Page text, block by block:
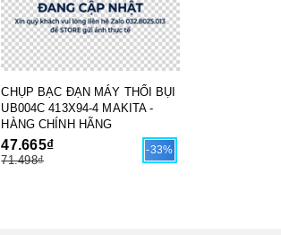
CHỤP BẠC ĐẠN MÁY THỔI BỤI
UB004C 413X94-4 MAKITA -
HÀNG CHÍNH HÃNG
47.665₫
71.498₫
-33%